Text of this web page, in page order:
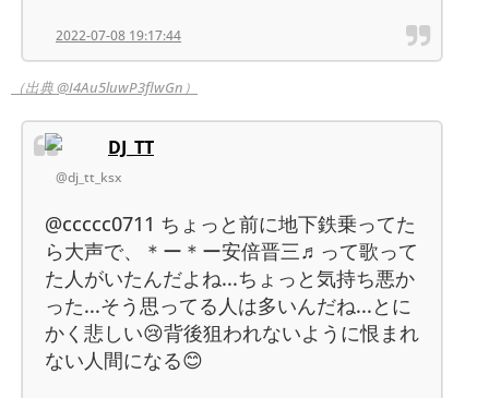
2022-07-08 19:17:44
（出典 @I4Au5luwP3flwGn）
DJ_TT
@dj_tt_ksx
@ccccc0711 ちょっと前に地下鉄乗ってた
ら大声で、＊ー＊ー安倍晋三♬って歌って
た人がいたんだよね...ちょっと気持ち悪か
った...そう思ってる人は多いんだね...とに
かく悲しい😢背後狙われないように恨まれ
ない人間になる😊